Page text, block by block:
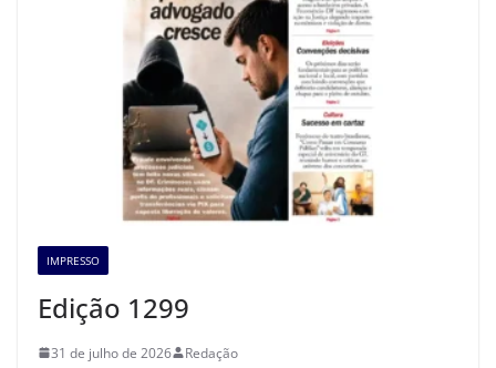
IMPRESSO
Edição 1299
31 de julho de 2026 Redação